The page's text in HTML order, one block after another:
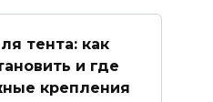
тента: как
и где
крепления